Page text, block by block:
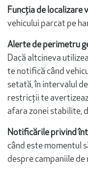
Funcția de localizare
vehicului parcat pe
Alerte de perimetru
Dacă altcineva
te notifică când
setată, în intervalul
restricții te
afara zonei stabilite,
Notificările privind
când este momentul
despre campaniile de